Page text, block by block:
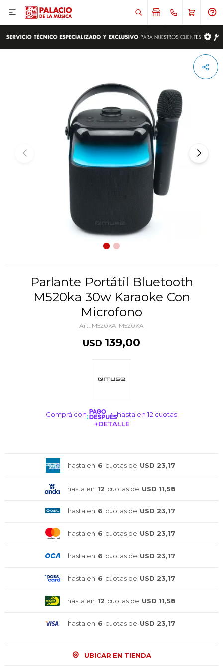

Parlante Portátil Bluetooth
M520ka 30w Karaoke Con
Microfono
M520KA-M520KA
USD 139,00
Comprá con
hasta en 12 cuotas
+DETALLE
hasta en 6 cuotas de USD 23,17
hasta en 12 cuotas de USD 11,58
hasta en 6 cuotas de USD 23,17
hasta en 6 cuotas de USD 23,17
hasta en 6 cuotas de USD 23,17
hasta en 6 cuotas de USD 23,17
hasta en 12 cuotas de USD 11,58
hasta en 6 cuotas de USD 23,17
UBICAR EN TIENDA